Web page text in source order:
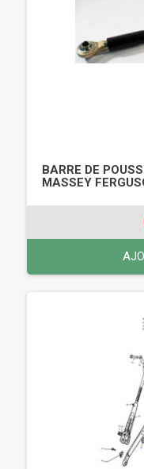
BARRE DE
MASSEY